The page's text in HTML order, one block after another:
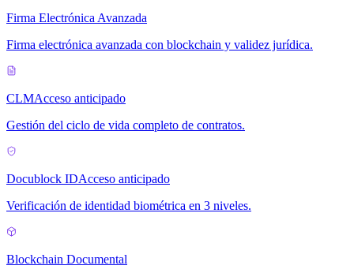
Firma Electrónica Avanzada
Firma electrónica avanzada con blockchain y validez jurídica.
CLMAcceso anticipado
Gestión del ciclo de vida completo de contratos.
Docublock IDAcceso anticipado
Verificación de identidad biométrica en 3 niveles.
Blockchain Documental